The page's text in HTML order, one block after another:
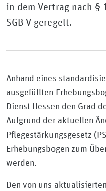
in dem Vertrag nach §
SGB V geregelt.
Anhand eines
ausgefüllten
Dienst Hessen den Grad
Aufgrund der aktuellen
Pflegestärkungsgesetz
Erhebungsbogen zum
werden.
Den von uns